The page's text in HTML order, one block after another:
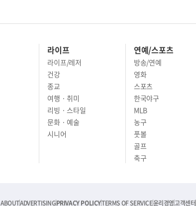
라이프
라이프/레저
건강
종교
여행 · 취미
리빙 · 스타일
문화 · 예술
시니어
연예/스포츠
방송/연예
영화
스포츠
한국야구
MLB
농구
풋볼
골프
축구
ABOUTADVERTISINGPRIVACY POLICYTERMS OF SERVICE윤리경영고객센터